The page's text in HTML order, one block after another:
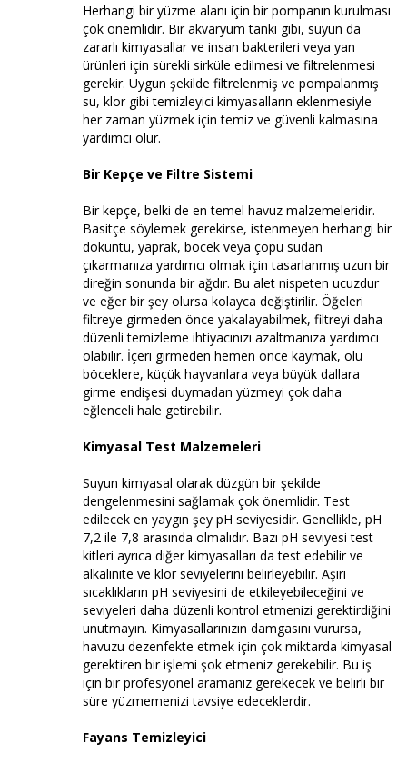
Herhangi bir yüzme alanı için bir pompanın kurulması
çok önemlidir. Bir akvaryum tankı gibi, suyun da
zararlı kimyasallar ve insan bakterileri veya yan
ürünleri için sürekli sirküle edilmesi ve filtrelenmesi
gerekir. Uygun şekilde filtrelenmiş ve pompalanmış
su, klor gibi temizleyici kimyasalların eklenmesiyle
her zaman yüzmek için temiz ve güvenli kalmasına
yardımcı olur.
Bir Kepçe ve Filtre Sistemi
Bir kepçe, belki de en temel havuz malzemeleridir.
Basitçe söylemek gerekirse, istenmeyen herhangi bir
döküntü, yaprak, böcek veya çöpü sudan
çıkarmanıza yardımcı olmak için tasarlanmış uzun bir
direğin sonunda bir ağdır. Bu alet nispeten ucuzdur
ve eğer bir şey olursa kolayca değiştirilir. Öğeleri
filtreye girmeden önce yakalayabilmek, filtreyi daha
düzenli temizleme ihtiyacınızı azaltmanıza yardımcı
olabilir. İçeri girmeden hemen önce kaymak, ölü
böceklere, küçük hayvanlara veya büyük dallara
girme endişesi duymadan yüzmeyi çok daha
eğlenceli hale getirebilir.
Kimyasal Test Malzemeleri
Suyun kimyasal olarak düzgün bir şekilde
dengelenmesini sağlamak çok önemlidir. Test
edilecek en yaygın şey pH seviyesidir. Genellikle, pH
7,2 ile 7,8 arasında olmalıdır. Bazı pH seviyesi test
kitleri ayrıca diğer kimyasalları da test edebilir ve
alkalinite ve klor seviyelerini belirleyebilir. Aşırı
sıcaklıkların pH seviyesini de etkileyebileceğini ve
seviyeleri daha düzenli kontrol etmenizi gerektirdiğini
unutmayın. Kimyasallarınızın damgasını vurursa,
havuzu dezenfekte etmek için çok miktarda kimyasal
gerektiren bir işlemi şok etmeniz gerekebilir. Bu iş
için bir profesyonel aramanız gerekecek ve belirli bir
süre yüzmemenizi tavsiye edeceklerdir.
Fayans Temizleyici